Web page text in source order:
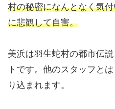
村の秘密になんとなく気
に悲観して自害。
美浜は羽生蛇村の都市伝
トです。他のスタッフと
り込まれます。